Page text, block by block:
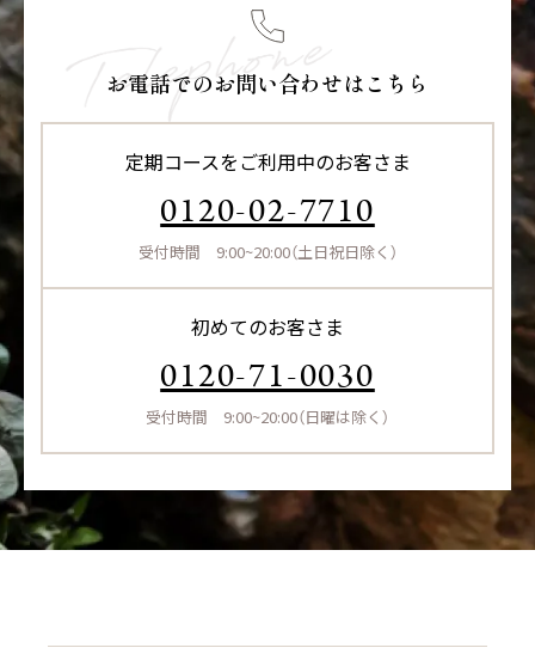
お電話でのお問い合わせはこちら
定期コースをご利用中のお客さま
0120-02-7710
受付時間 9:00~20:00（土日祝日除く）
初めてのお客さま
0120-71-0030
受付時間 9:00~20:00（日曜は除く）